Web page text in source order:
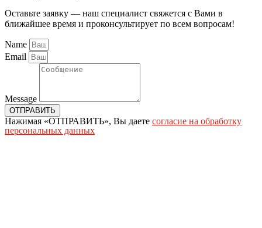
Оставьте заявку — наш специалист свяжется с Вами в
ближайшее время и проконсультирует по всем вопросам!
Name
Email
Message
ОТПРАВИТЬ
Нажимая «ОТПРАВИТЬ», Вы даете согласие на обработку
персональных данных